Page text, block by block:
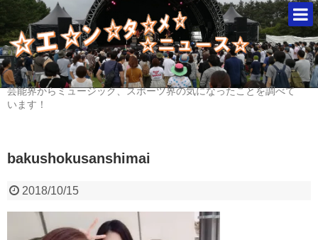
芸能界からミュージック、スポーツ界の気になったことを調べて
います！
bakushokusanshimai
2018/10/15